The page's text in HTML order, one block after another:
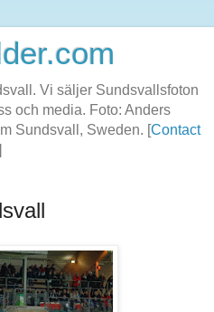
Vi säljer Sundsvallsfoton
och media. Foto: Anders
Sundsvall, Sweden. [Contact